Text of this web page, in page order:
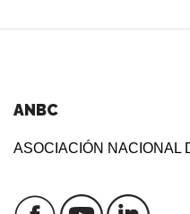
ANBC
ASOCIACIÓN NACIONAL